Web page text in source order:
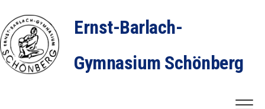
content
Ernst-Barlach-
Gymnasium Schönberg